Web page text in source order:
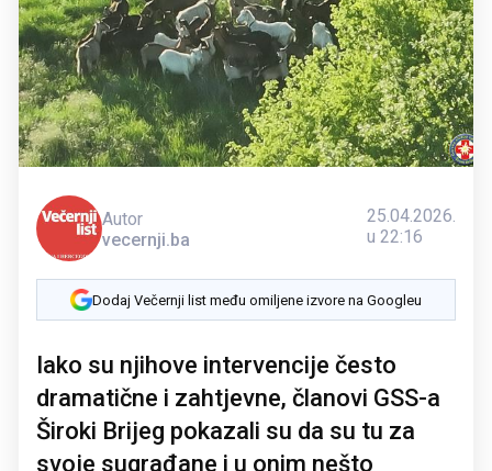
Autor
vecernji.ba
25.04.2026.
u 22:16
Dodaj Večernji list među omiljene izvore na Googleu
Iako su njihove intervencije često
dramatične i zahtjevne, članovi GSS-a
Široki Brijeg pokazali su da su tu za
svoje sugrađane i u onim nešto